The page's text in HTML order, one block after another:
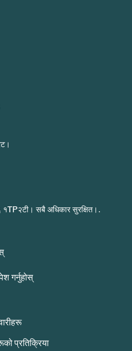
सबै अधिकार सुरक्षित।.
गर्नुहोस्
प्रतिक्रिया